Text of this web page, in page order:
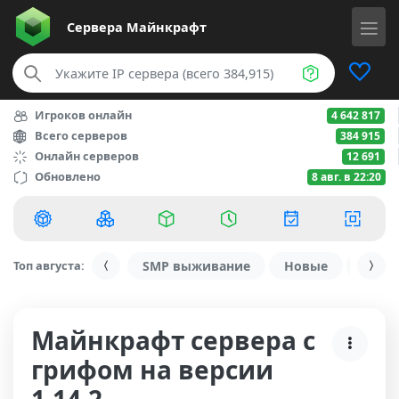
Сервера Майнкрафт
Игроков онлайн 4 642 817
Всего серверов 384 915
Онлайн серверов 12 691
Обновлено 8 авг. в 22:20
Топ августа: SMP выживание Новые С
Майнкрафт сервера с
грифом на версии